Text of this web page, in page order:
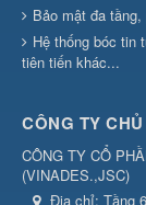
Bảo mật đa
Hệ thống bóc tin
tiên tiến khác...
CÔNG TY
CÔNG TY CỔ
(VINADES.,JSC)
Địa chỉ: Tầng